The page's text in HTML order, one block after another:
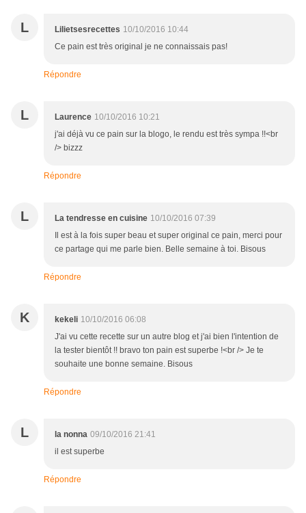
L Lilietsesrecettes 10/10/2016 10:44
Ce pain est très original je ne connaissais pas!
Répondre
L Laurence 10/10/2016 10:21
j'ai déjà vu ce pain sur la blogo, le rendu est très sympa !!<br
/> bizzz
Répondre
L La tendresse en cuisine 10/10/2016 07:39
Il est à la fois super beau et super original ce pain, merci pour
ce partage qui me parle bien. Belle semaine à toi. Bisous
Répondre
K kekeli 10/10/2016 06:08
J'ai vu cette recette sur un autre blog et j'ai bien l'intention de
la tester bientôt !! bravo ton pain est superbe !<br /> Je te
souhaite une bonne semaine. Bisous
Répondre
L la nonna 09/10/2016 21:41
il est superbe
Répondre